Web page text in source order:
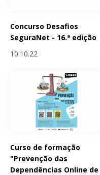
Concurso Desafios
SeguraNet - 16.ª edição
10.10.22
Curso de formação
"Prevenção das
Dependências Online de